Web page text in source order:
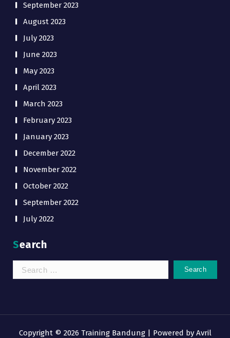
September 2023
August 2023
July 2023
June 2023
May 2023
April 2023
March 2023
February 2023
January 2023
December 2022
November 2022
October 2022
September 2022
July 2022
Search
Search
for:
Copyright © 2026 Training Bandung | Powered by Avril